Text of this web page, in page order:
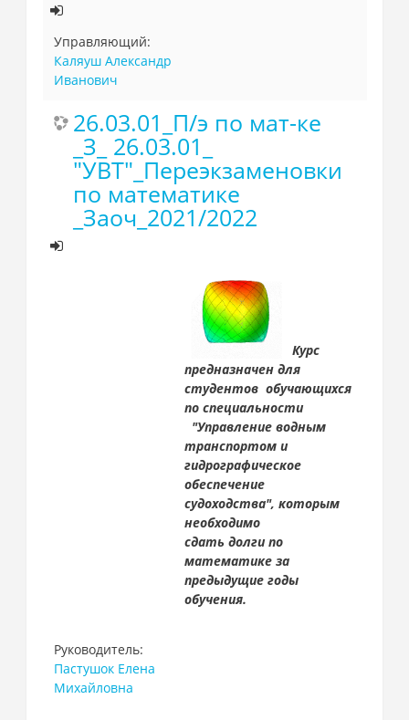
Управляющий:
Каляуш Александр
Иванович
26.03.01_П/э по мат-ке
_З_ 26.03.01_
"УВТ"_Переэкзаменовки
по математике
_Заоч_2021/2022
Курс
предназначен для
студентов обучающихся
по специальности
"Управление водным
транспортом и
гидрографическое
обеспечение
судоходства", которым
необходимо
сдать долги по
математике за
предыдущие годы
обучения.
Руководитель:
Пастушок Елена
Михайловна